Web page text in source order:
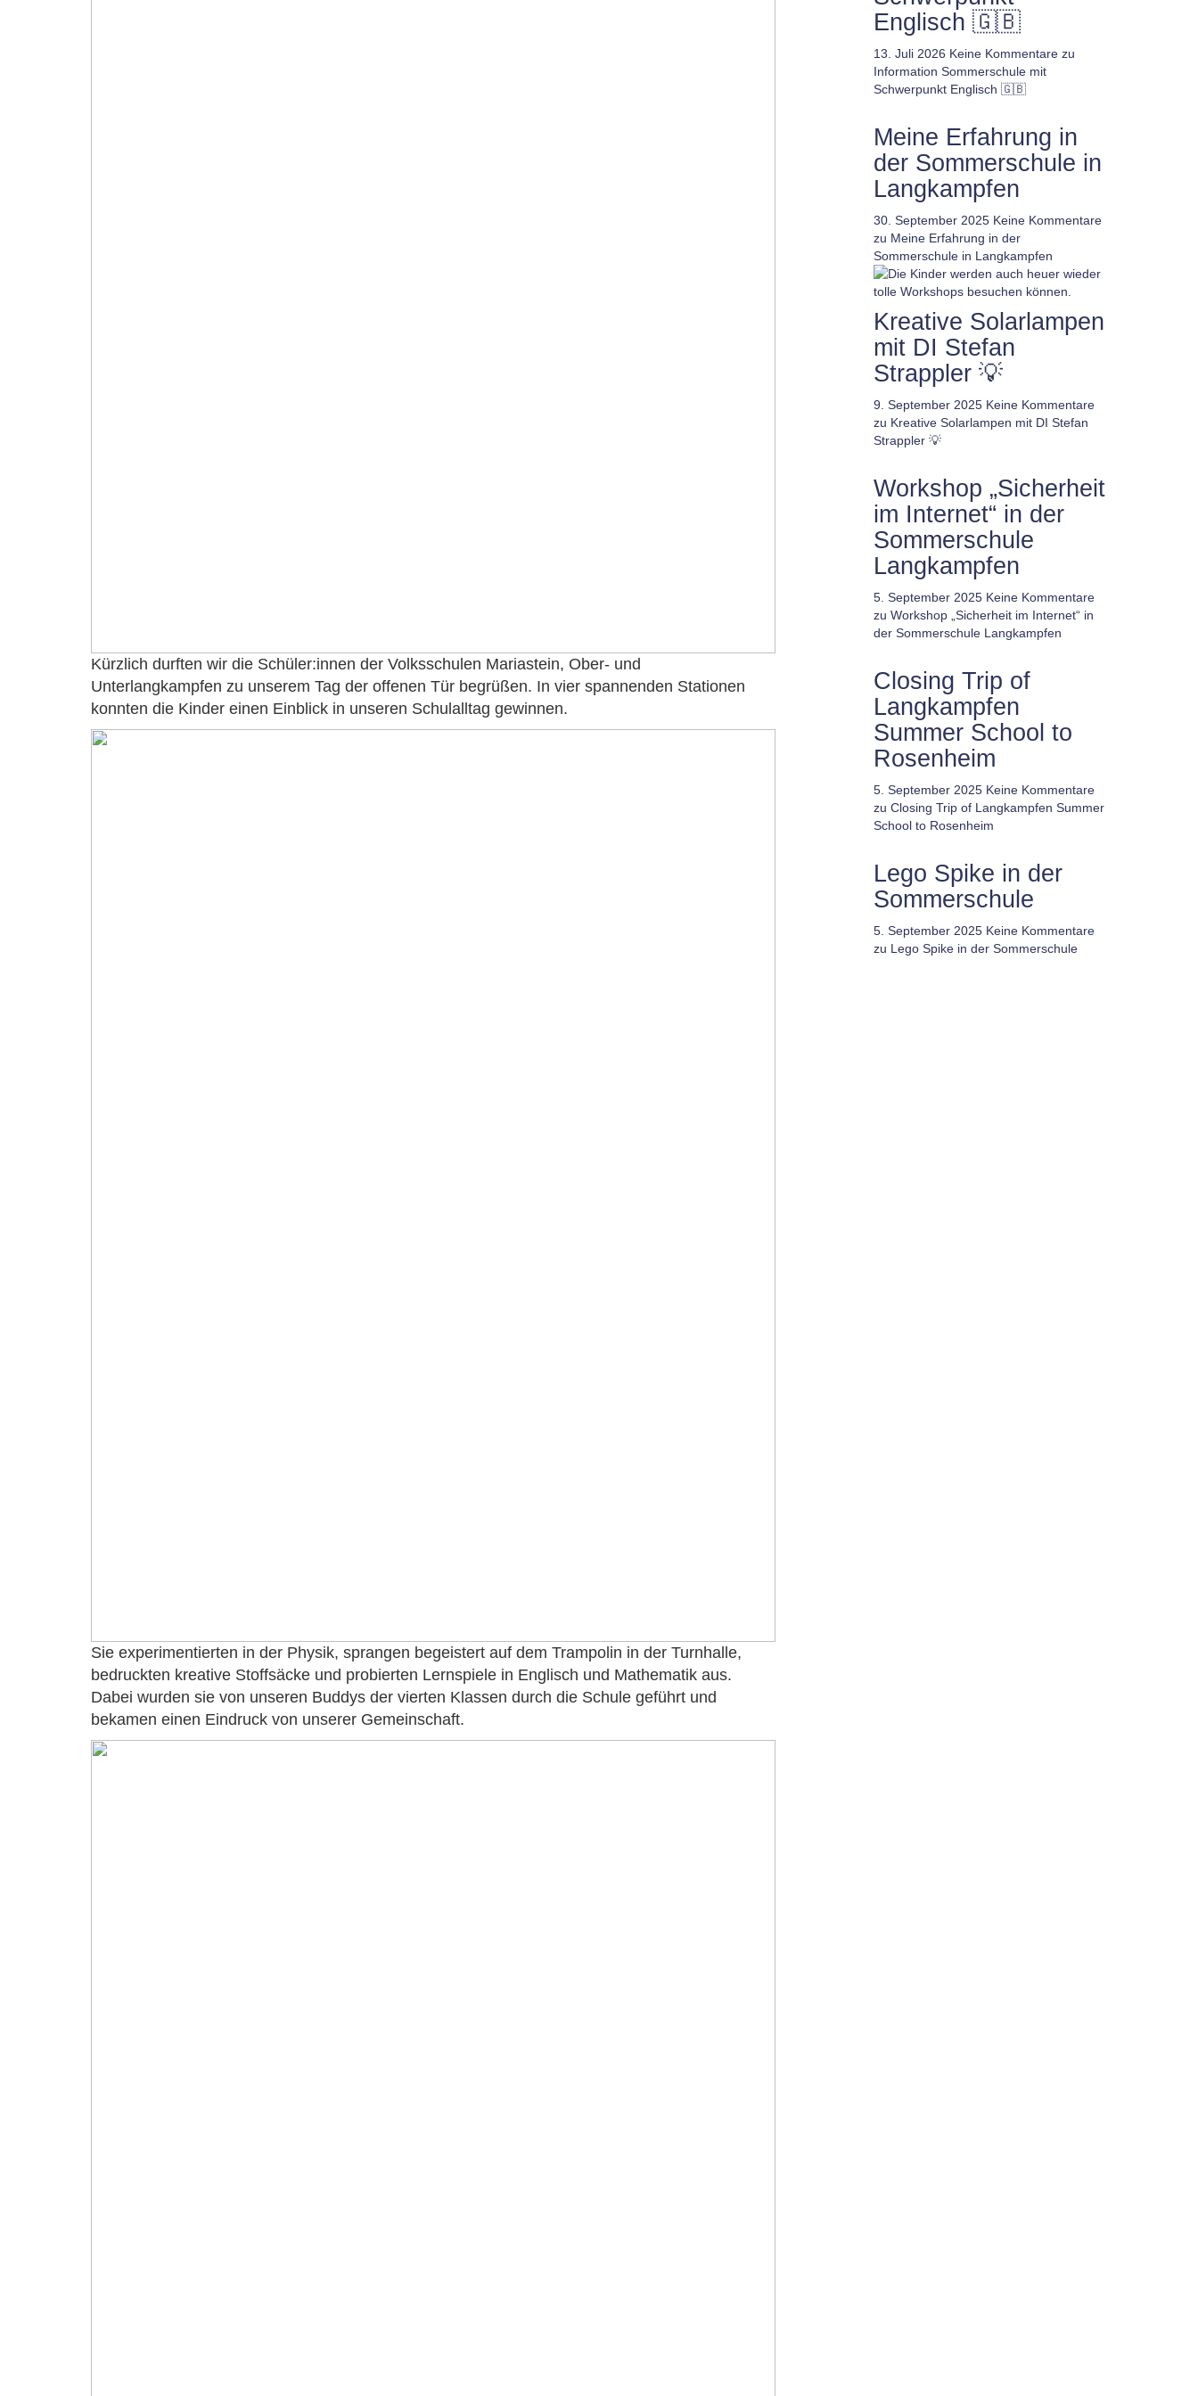
Kürzlich durften wir die Schüler:innen der Volksschulen Mariastein, Ober- und
Unterlangkampfen zu unserem Tag der offenen Tür begrüßen. In vier spannenden Stationen
konnten die Kinder einen Einblick in unseren Schulalltag gewinnen.
Sie experimentierten in der Physik, sprangen begeistert auf dem Trampolin in der Turnhalle,
bedruckten kreative Stoffsäcke und probierten Lernspiele in Englisch und Mathematik aus.
Dabei wurden sie von unseren Buddys der vierten Klassen durch die Schule geführt und
bekamen einen Eindruck von unserer Gemeinschaft.
Englisch 🇬🇧
13. Juli 2026 Keine Kommentarezu
Information Sommerschule mit
Schwerpunkt Englisch 🇬🇧
Meine Erfahrung in
der Sommerschule in
Langkampfen
30. September 2025 Keine Kommentare
zu Meine Erfahrung in der
Sommerschule in Langkampfen
Kreative Solarlampen
mit DI Stefan
Strappler 💡
9. September 2025 Keine Kommentare
zu Kreative Solarlampen mit DI Stefan
Strappler 💡
Workshop „Sicherheit
im Internet“ in der
Sommerschule
Langkampfen
5. September 2025 Keine Kommentare
zu Workshop „Sicherheit im Internet“ in
der Sommerschule Langkampfen
Closing Trip of
Langkampfen
Summer School to
Rosenheim
5. September 2025 Keine Kommentare
zu Closing Trip of Langkampfen Summer
School to Rosenheim
Lego Spike in der
Sommerschule
5. September 2025 Keine Kommentare
zu Lego Spike in der Sommerschule